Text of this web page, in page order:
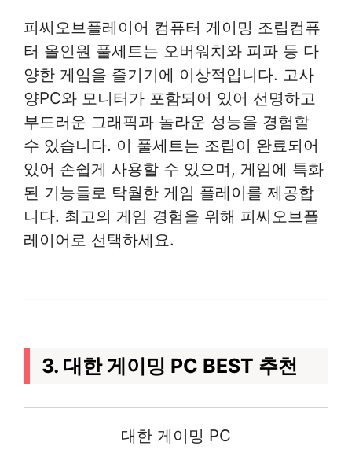
피씨오브플레이어 컴퓨터 게이밍 조립컴퓨
터 올인원 풀세트는 오버워치와 피파 등 다
양한 게임을 즐기기에 이상적입니다. 고사
양PC와 모니터가 포함되어 있어 선명하고
부드러운 그래픽과 놀라운 성능을 경험할
수 있습니다. 이 풀세트는 조립이 완료되어
있어 손쉽게 사용할 수 있으며, 게임에 특화
된 기능들로 탁월한 게임 플레이를 제공합
니다. 최고의 게임 경험을 위해 피씨오브플
레이어로 선택하세요.
3. 대한 게이밍 PC BEST 추천
대한 게이밍 PC